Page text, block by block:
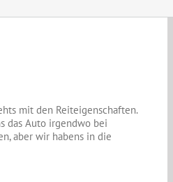
mit den Reiteigenschaften.
das Auto irgendwo bei
aber wir habens in die